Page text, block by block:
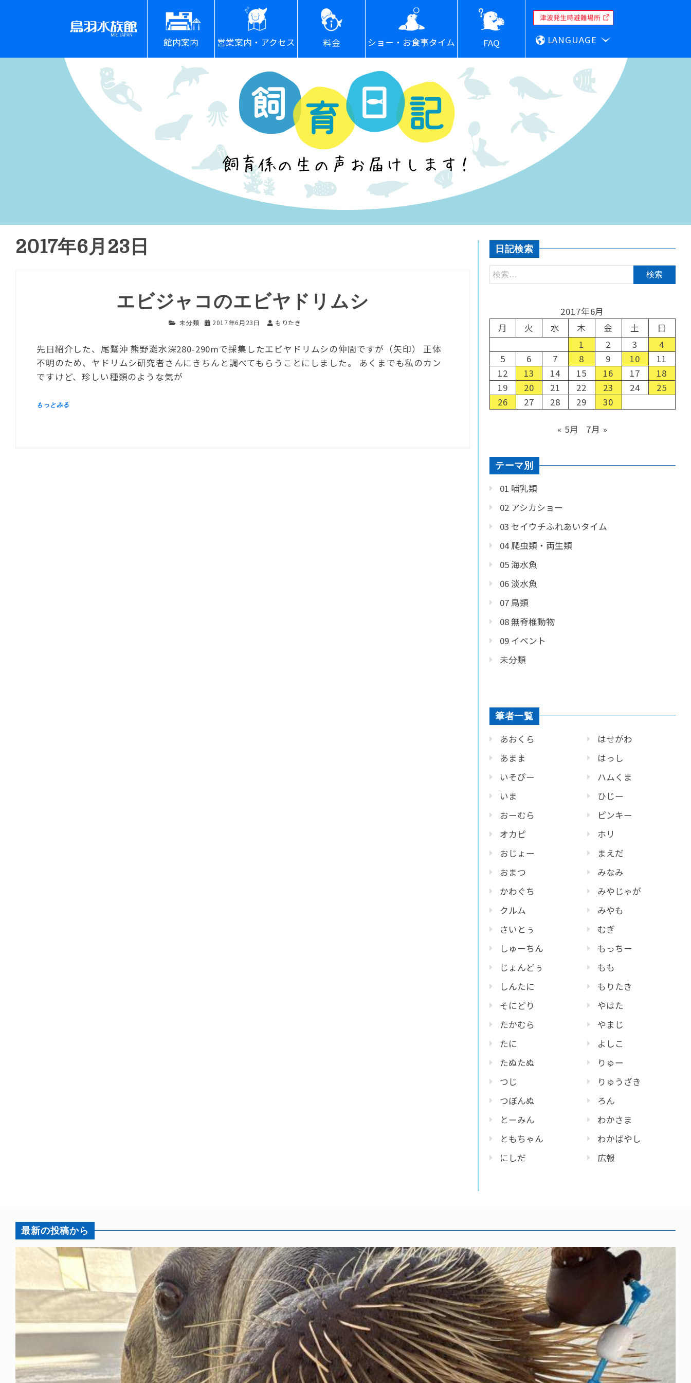
館内案内 営業案内・アクセス 料金 ショー・お食事タイム FAQ LANGUAGE
2017年6月23日
エビジャコのエビヤドリムシ
未分類 2017年6月23日 もりたき
先日紹介した、尾鷲沖 熊野灘水深280-290mで採集したエビヤドリムシの仲間ですが（矢印） 正体
不明のため、ヤドリムシ研究者さんにきちんと調べてもらうことにしました。 あくまでも私のカン
ですけど、珍しい種類のような気が
日記検索
2017年6月
月
火 水 木 金 土
日
1
2 3
4
5
6 7 8 9 10
11
12
13 14 15 16 17
18
19
20 21 22 23 24
25
26
27 28 29 30
« 5月 7月 »
テーマ別
01 哺乳類
02 アシカショー
03 セイウチふれあいタイム
04 爬虫類・両生類
05 海水魚
06 淡水魚
07 鳥類
08 無脊椎動物
09 イベント
未分類
筆者一覧
あおくら
あまま
いそぴー
いま
おーむら
オカピ
おじょー
おまつ
かわぐち
クルム
さいとぅ
しゅーちん
じょんどぅ
しんたに
そにどり
たかむら
たに
たぬたぬ
つじ
つぼんぬ
とーみん
ともちゃん
にしだ
はせがわ
はっし
ハムくま
ひじー
ピンキー
ホリ
まえだ
みなみ
みやじゃが
みやも
むぎ
もっちー
もも
もりたき
やはた
やまじ
よしこ
りゅー
りゅうざき
ろん
わかさま
わかばやし
広報
最新の投稿から